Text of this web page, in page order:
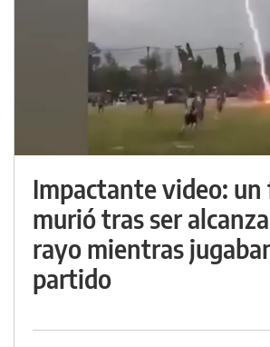
Impactante video:
murió tras ser
rayo mientras
partido